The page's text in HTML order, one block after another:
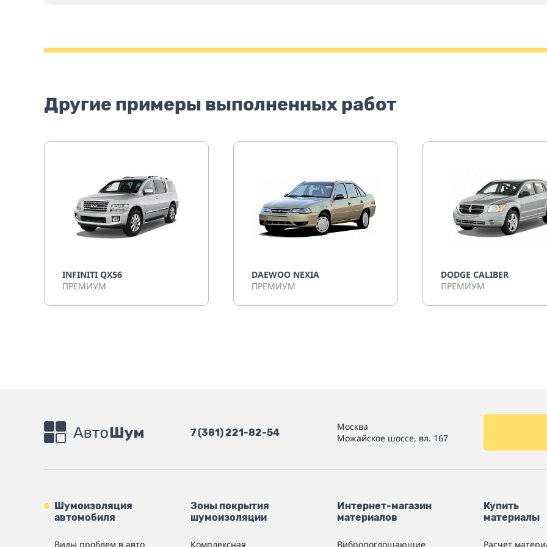
Другие примеры выполненных работ
INFINITI QX56
ПРЕМИУМ
DAEWOO NEXIA
ПРЕМИУМ
DODGE CALIBER
ПРЕМИУМ
7 (381) 221-82-54
Москва
Можайское шоссе, вл. 167
Шумоизоляция
автомобиля
Виды проблем в авто
Зоны покрытия
шумоизоляции
Комплексная
Интернет-магазин
материалов
Вибропоглощающие
Купить
материалы
Расчет